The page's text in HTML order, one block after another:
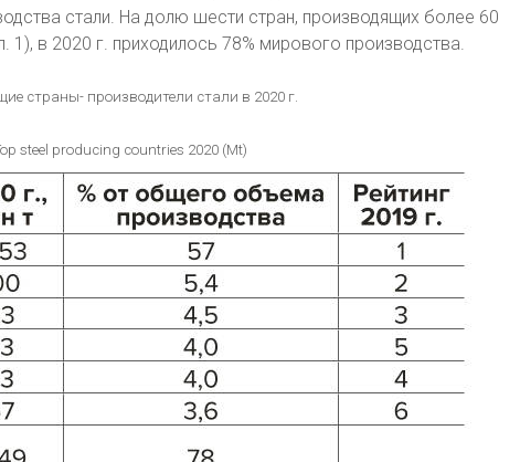
стали. На долю шести стран, производящих более 60
1), в 2020 г. приходилось 78% мирового производства.
страны- производители стали в 2020 г.
steel producing countries 2020 (Mt)